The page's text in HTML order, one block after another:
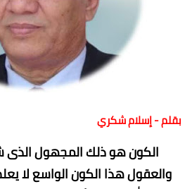
بقلم - إسلام شكري
الكون هو ذلك المجهول الذى
والعقول هذا الكون الواسع لا